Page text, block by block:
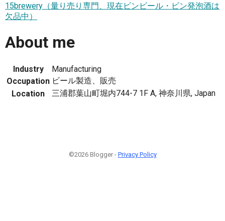
15brewery（量り売り専門、現在ビンビール・ビン発泡酒は
欠品中）
About me
Industry
Manufacturing
Occupation ビール製造、販売
Location
三浦郡葉山町堀内744-7 1F A, 神奈川県, Japan
©2026 Blogger - Privacy Policy